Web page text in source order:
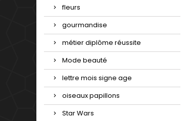
fleurs
gourmandise
métier diplôme réussite
Mode beauté
lettre mois signe age
oiseaux papillons
Star Wars